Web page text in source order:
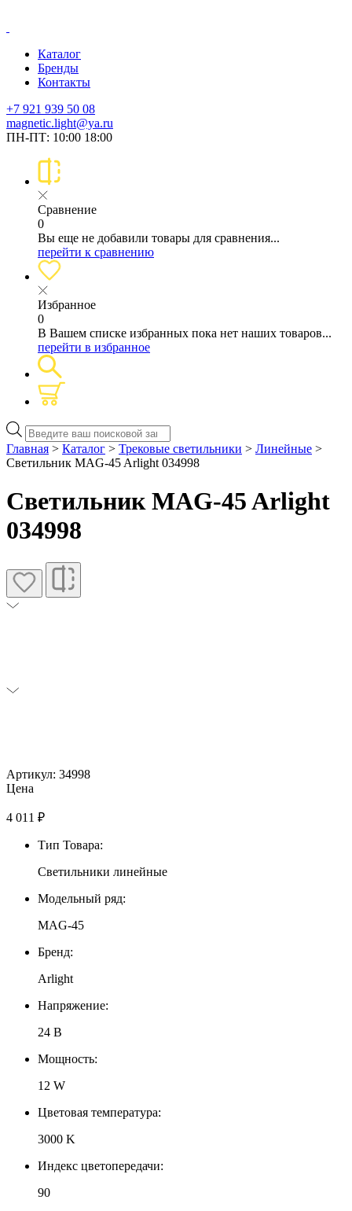
Каталог
Бренды
Контакты
+7 921 939 50 08
magnetic.light@ya.ru
ПН-ПТ: 10:00 18:00
Сравнение
0
Вы еще не добавили товары для сравнения...
перейти к сравнению
Избранное
0
В Вашем списке избранных пока нет наших товаров...
перейти в избранное
Поиск
товаров
Главная > Каталог > Трековые светильники > Линейные >
Светильник MAG-45 Arlight 034998
Светильник MAG-45 Arlight
034998
Артикул: 34998
Цена
4 011 ₽
Тип Товара:
Светильники линейные
Модельный ряд:
MAG-45
Бренд:
Arlight
Напряжение:
24 В
Мощность:
12 W
Цветовая температура:
3000 K
Индекс цветопередачи:
90